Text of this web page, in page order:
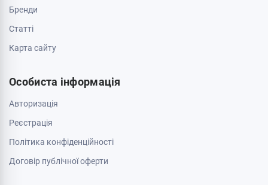
Бренди
Cтатті
Карта сайту
Особиста інформація
Авторизація
Реєстрація
Політика конфіденційності
Договір публічної оферти